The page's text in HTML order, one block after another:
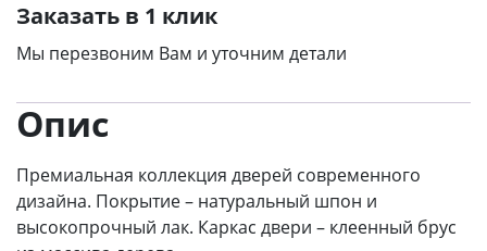
R
кількість
Заказать в 1 клик
Мы перезвоним Вам и уточним детали
Опис
Премиальная коллекция дверей современного
дизайна. Покрытие – натуральный шпон и
высокопрочный лак. Каркас двери – клеенный брус